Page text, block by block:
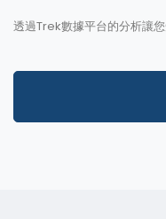
透過Trek數據平台的分析讓